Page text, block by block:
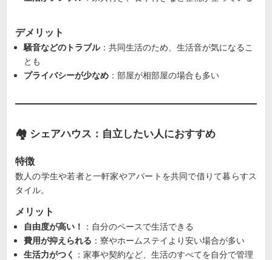
デメリット
騒音などのトラブル：共同生活のため、生活音が気になるこ
とも
プライバシーが少なめ ：部屋が相部屋の場合も多い
🏘 シェアハウス：自立したい人におすすめ
特徴
数人の学生や若者と一軒家やアパートを共同で借りて暮らすス
タイル。
メリット
自由度が高い！
：自分のペースで生活できる
費用が抑えられる ：寮やホームステイより安い場合が多い
生活力がつく ：家事や契約など、生活のすべてを自分で管理